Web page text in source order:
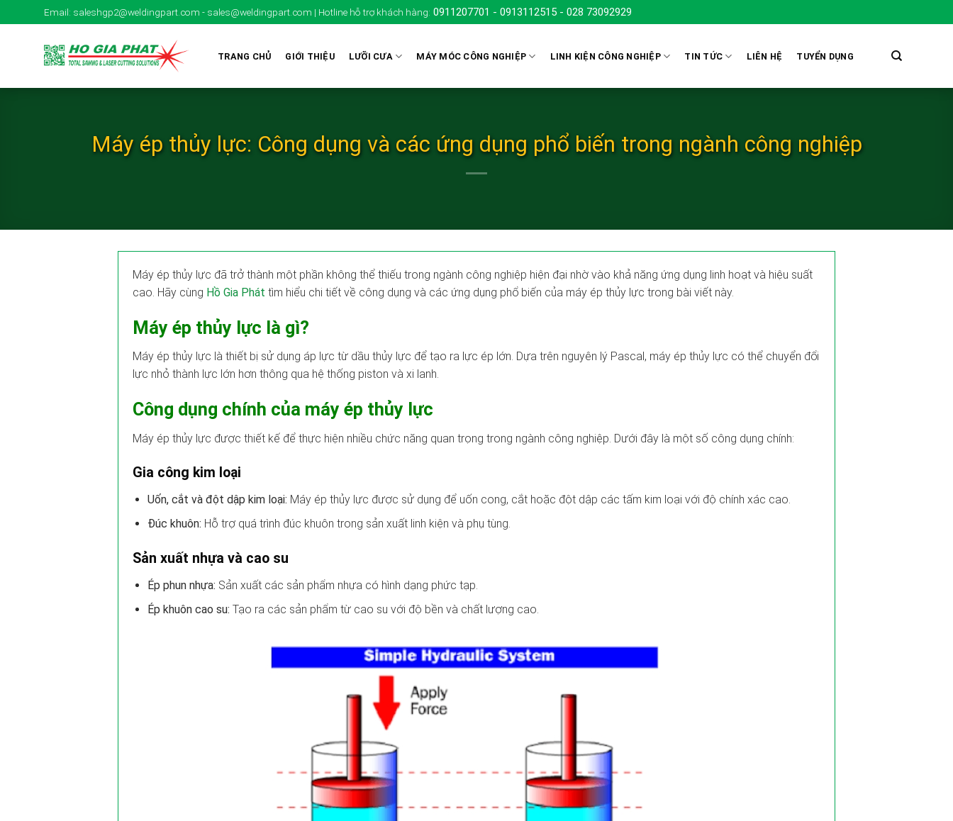
to
Email: saleshgp2@weldingpart.com - sales@weldingpart.com | Hotline hỗ trợ khách hàng: 0911207701 - 0913112515 - 028 73092929
TRANG CHỦ GIỚI THIỆU LƯỠI CƯA MÁY MÓC CÔNG NGHIỆP LINH KIỆN CÔNG NGHIỆP TIN TỨC LIÊN HỆ TUYỂN DỤNG
Máy ép thủy lực: Công dụng và các ứng dụng phổ biến trong ngành công nghiệp
Máy ép thủy lực đã trở thành một phần không thể thiếu trong ngành công nghiệp hiện đại nhờ vào khả năng ứng dụng linh hoạt và hiệu suất
cao. Hãy cùng Hồ Gia Phát tìm hiểu chi tiết về công dụng và các ứng dụng phổ biến của máy ép thủy lực trong bài viết này.
Máy ép thủy lực là gì?
Máy ép thủy lực là thiết bị sử dụng áp lực từ dầu thủy lực để tạo ra lực ép lớn. Dựa trên nguyên lý Pascal, máy ép thủy lực có thể chuyển đổi
lực nhỏ thành lực lớn hơn thông qua hệ thống piston và xi lanh.
Công dụng chính của máy ép thủy lực
Máy ép thủy lực được thiết kế để thực hiện nhiều chức năng quan trọng trong ngành công nghiệp. Dưới đây là một số công dụng chính:
Gia công kim loại
Uốn, cắt và đột dập kim loại: Máy ép thủy lực được sử dụng để uốn cong, cắt hoặc đột dập các tấm kim loại với độ chính xác cao.
Đúc khuôn: Hỗ trợ quá trình đúc khuôn trong sản xuất linh kiện và phụ tùng.
Sản xuất nhựa và cao su
Ép phun nhựa: Sản xuất các sản phẩm nhựa có hình dạng phức tạp.
Ép khuôn cao su: Tạo ra các sản phẩm từ cao su với độ bền và chất lượng cao.